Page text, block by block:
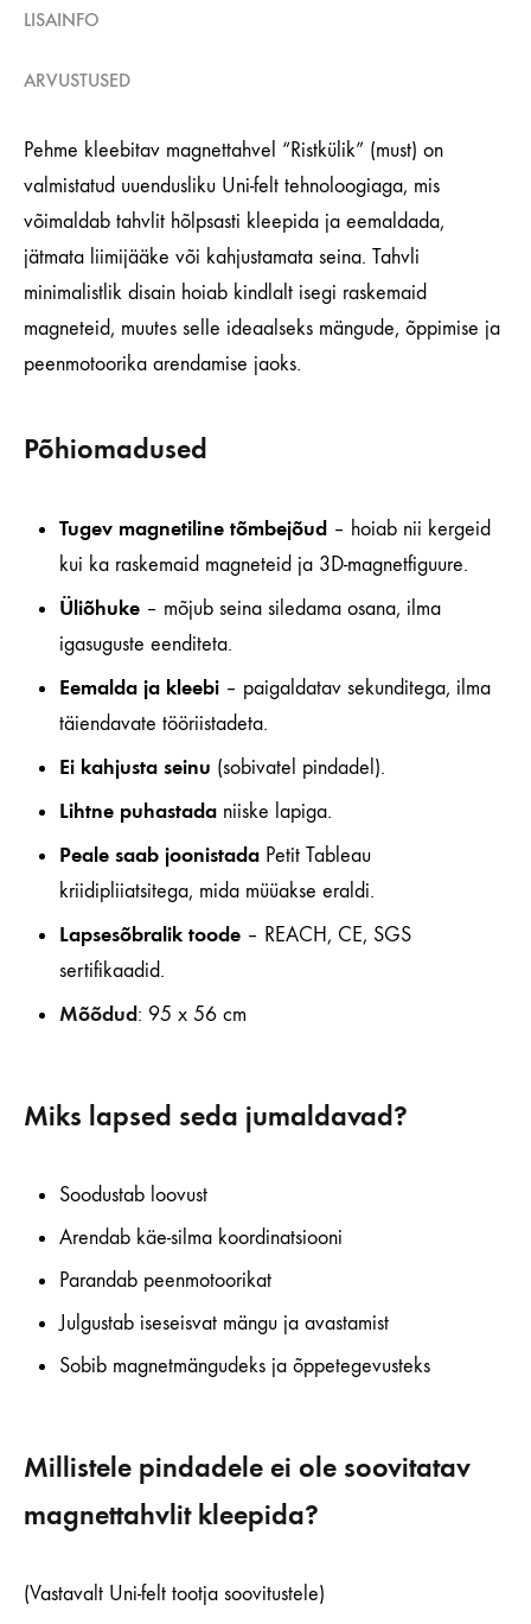
LISAINFO
ARVUSTUSED
Pehme kleebitav magnettahvel “Ristkülik” (must) on
valmistatud uuendusliku Uni-felt tehnoloogiaga, mis
võimaldab tahvlit hõlpsasti kleepida ja eemaldada,
jätmata liimijääke või kahjustamata seina. Tahvli
minimalistlik disain hoiab kindlalt isegi raskemaid
magneteid, muutes selle ideaalseks mängude, õppimise ja
peenmotoorika arendamise jaoks.
Põhiomadused
Tugev magnetiline tõmbejõud – hoiab nii kergeid
kui ka raskemaid magneteid ja 3D-magnetfiguure.
Üliõhuke – mõjub seina siledama osana, ilma
igasuguste eenditeta.
Eemalda ja kleebi – paigaldatav sekunditega, ilma
täiendavate tööriistadeta.
Ei kahjusta seinu (sobivatel pindadel).
Lihtne puhastada niiske lapiga.
Peale saab joonistada Petit Tableau
kriidipliiatsitega, mida müüakse eraldi.
Lapsesõbralik toode – REACH, CE, SGS
sertifikaadid.
Mõõdud: 95 x 56 cm
Miks lapsed seda jumaldavad?
Soodustab loovust
Arendab käe-silma koordinatsiooni
Parandab peenmotoorikat
Julgustab iseseisvat mängu ja avastamist
Sobib magnetmängudeks ja õppetegevusteks
Millistele pindadele ei ole soovitatav
magnettahvlit kleepida?
(Vastavalt Uni-felt tootja soovitustele)